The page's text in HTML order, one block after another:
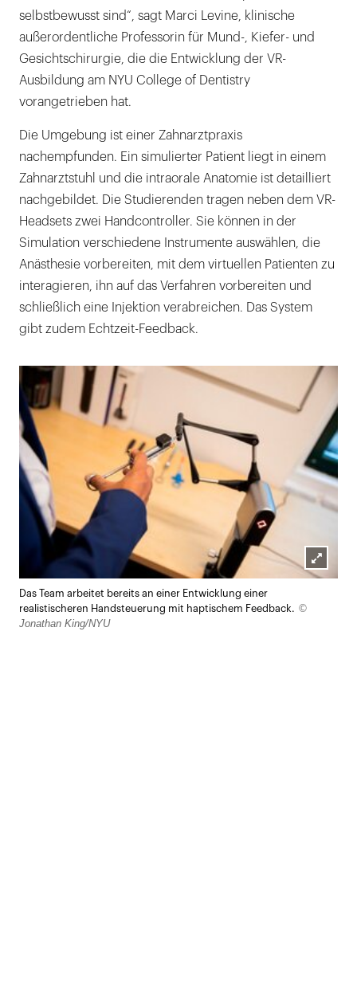
selbstbewusst sind“, sagt Marci Levine, klinische
außerordentliche Professorin für Mund-, Kiefer- und
Gesichtschirurgie, die die Entwicklung der VR-
Ausbildung am NYU College of Dentistry
vorangetrieben hat.
Die Umgebung ist einer Zahnarztpraxis
nachempfunden. Ein simulierter Patient liegt in einem
Zahnarztstuhl und die intraorale Anatomie ist detailliert
nachgebildet. Die Studierenden tragen neben dem VR-
Headsets zwei Handcontroller. Sie können in der
Simulation verschiedene Instrumente auswählen, die
Anästhesie vorbereiten, mit dem virtuellen Patienten zu
interagieren, ihn auf das Verfahren vorbereiten und
schließlich eine Injektion verabreichen. Das System
gibt zudem Echtzeit-Feedback.
Das Team arbeitet bereits an einer Entwicklung einer
realistischeren Handsteuerung mit haptischem Feedback. ©
Jonathan King/NYU